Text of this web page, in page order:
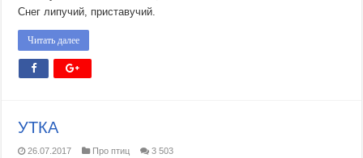
Снег липучий, приставучий.
Читать далее
УТКА
26.07.2017 Про птиц 3 503